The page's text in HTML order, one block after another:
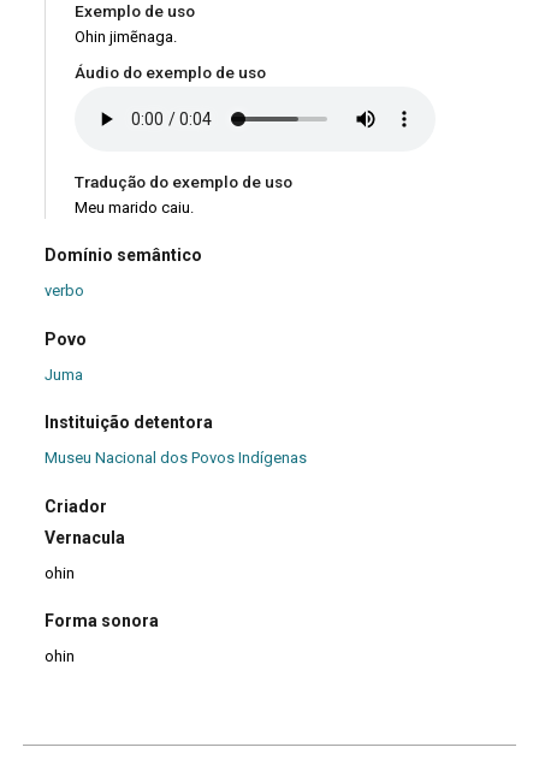
Exemplo de uso
Ohin jimẽnaga.
Áudio do exemplo de uso
Tradução do exemplo de uso
Meu marido caiu.
Domínio semântico
verbo
Povo
Juma
Instituição detentora
Museu Nacional dos Povos Indígenas
Criador
Vernacula
ohin
Forma sonora
ohin